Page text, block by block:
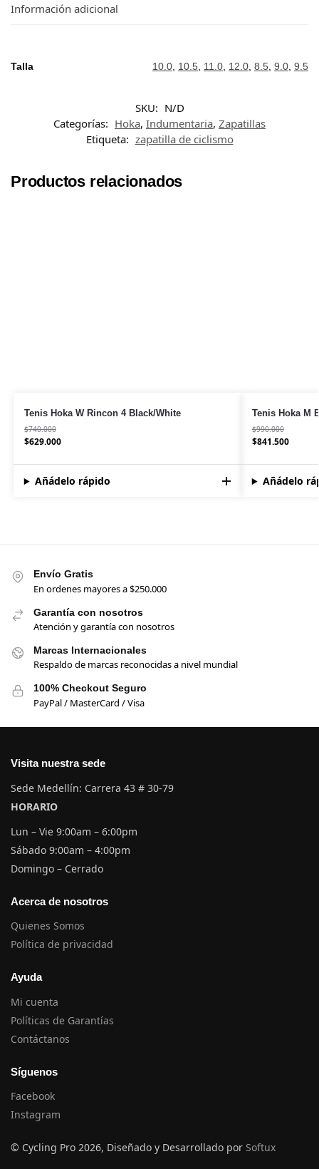
Información adicional
Talla 10.0 10.5 11.0 12.0 8.5 9.0 9.5
SKU: N/D
Categorías: Hoka, Indumentaria, Zapatillas
Etiqueta: zapatilla de ciclismo
Productos relacionados
Tenis Hoka W Rincon 4 Black/White
$740.000
$629.000
Añádelo rápido
Tenis Hoka M
$990.000
$841.500
Añádelo
Envío Gratis
En ordenes mayores a $250.000
Garantía con nosotros
Atención y garantía con nosotros
Marcas Internacionales
Respaldo de marcas reconocidas a nivel mundial
100% Checkout Seguro
PayPal / MasterCard / Visa
Visita nuestra sede
Sede Medellín: Carrera 43 # 30-79
HORARIO
Lun – Vie 9:00am – 6:00pm
Sábado 9:00am – 4:00pm
Domingo – Cerrado
Acerca de nosotros
Quienes Somos
Política de privacidad
Ayuda
Mi cuenta
Políticas de Garantías
Contáctanos
Síguenos
Facebook
Instagram
© Cycling Pro 2026, Diseñado y Desarrollado por Softux